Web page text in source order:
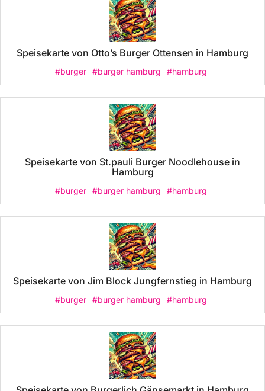
Speisekarte von Otto’s Burger Ottensen in Hamburg
#burger #burger hamburg #hamburg
Speisekarte von St.pauli Burger Noodlehouse in
Hamburg
#burger #burger hamburg #hamburg
Speisekarte von Jim Block Jungfernstieg in Hamburg
#burger #burger hamburg #hamburg